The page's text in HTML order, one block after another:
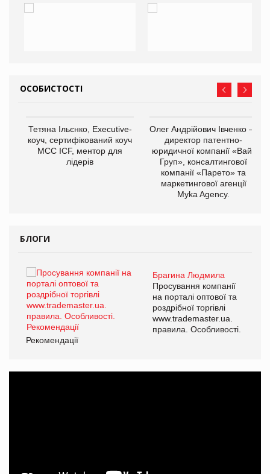
ОСОБИСТОСТІ
Тетяна Ільєнко, Executive-
коуч, сертифікований коуч
МСС ICF, ментор для
лідерів
Олег Андрійович Івченко —
директор патентно-
юридичної компанії «Вайз
Груп», консалтингової
компанії «Парето» та
маркетингової агенції
Myka Agency.
БЛОГИ
Брагина Людмила
Просування компанії
на порталі оптової та
роздрібної торгівлі
www.trademaster.ua.
правила. Особливості.
Рекомендації